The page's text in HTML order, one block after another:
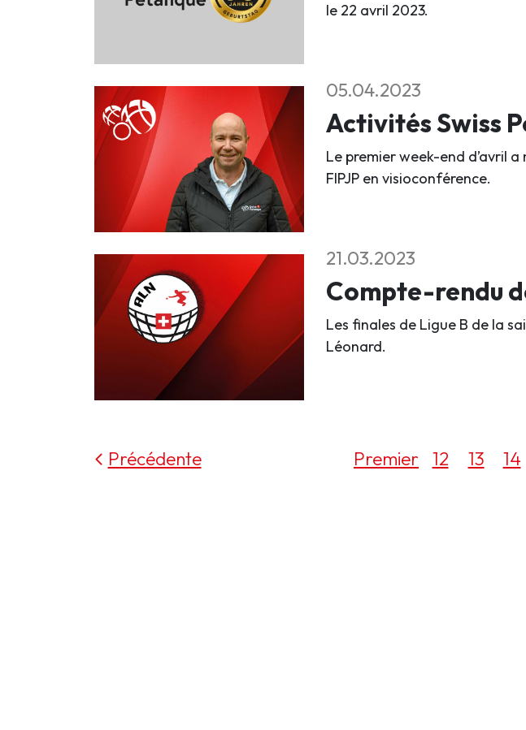
le 22 avril 2023.
05.04.2023
Activités Swiss
Le premier week-end d’avril
FIPJP en visioconférence.
21.03.2023
Compte-rendu
Les finales de Ligue B de la
Léonard.
Précédente Premier 12 13 14